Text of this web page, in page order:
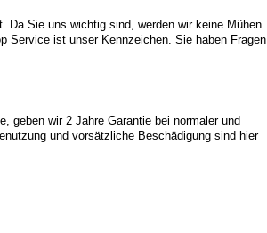
Da Sie uns wichtig sind, werden wir keine Mühen
Service ist unser Kennzeichen. Sie haben
geben wir 2 Jahre Garantie bei normaler und
und vorsätzliche Beschädigung sind hier